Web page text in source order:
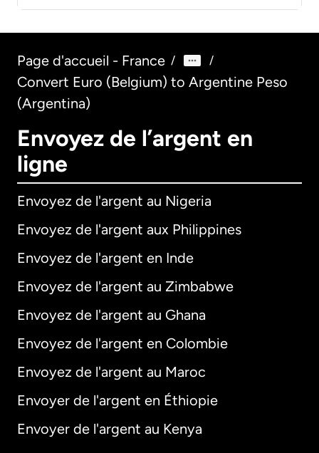
Page d'accueil - France / /
Convert Euro (Belgium) to Argentine Peso
(Argentina)
Envoyez de l’argent en
ligne
Envoyez de l'argent au Nigeria
Envoyez de l'argent aux Philippines
Envoyez de l'argent en Inde
Envoyez de l'argent au Zimbabwe
Envoyez de l'argent au Ghana
Envoyez de l'argent en Colombie
Envoyez de l'argent au Maroc
Envoyer de l'argent en Éthiopie
Envoyer de l'argent au Kenya